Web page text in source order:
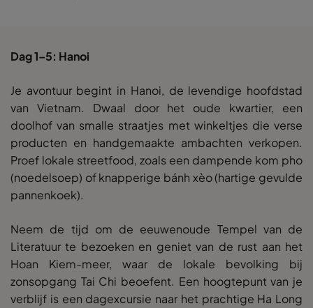
Dag 1–5: Hanoi
Je avontuur begint in Hanoi, de levendige hoofdstad
van Vietnam. Dwaal door het oude kwartier, een
doolhof van smalle straatjes met winkeltjes die verse
producten en handgemaakte ambachten verkopen.
Proef lokale streetfood, zoals een dampende kom pho
(noedelsoep) of knapperige bánh xèo (hartige gevulde
pannenkoek).
Neem de tijd om de eeuwenoude Tempel van de
Literatuur te bezoeken en geniet van de rust aan het
Hoan Kiem-meer, waar de lokale bevolking bij
zonsopgang Tai Chi beoefent. Een hoogtepunt van je
verblijf is een dagexcursie naar het prachtige Ha Long